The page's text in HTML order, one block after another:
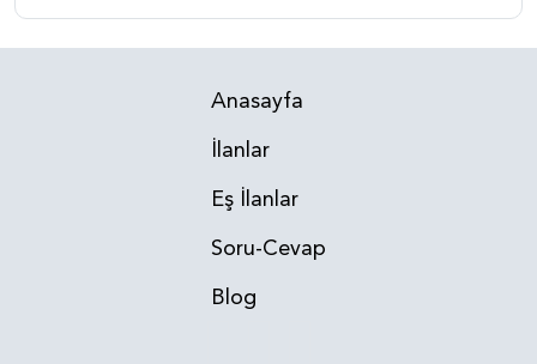
Anasayfa
İlanlar
Eş İlanlar
Soru-Cevap
Blog